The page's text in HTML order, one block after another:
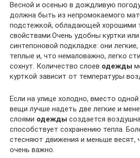
Весной и осенью в дождливую
должна быть из непромокаемого
подстежкой, обладающей хорошими
свойствами.Очень удобны куртки
синтепоновой подкладке: они
теплые и, что немаловажно, легко
сохнут. Количество слоев одежды
курткой зависит от температуры
Если на улице холодно, вместо
вещи лучше надеть две легкие и
слоями одежды создается
способствует сохранению тепла.
стесняют движения и меньше весят,
очень важно.